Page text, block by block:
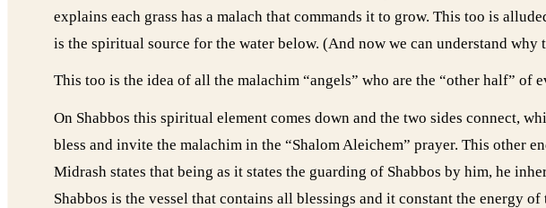
explains each grass has a malach that commands it to grow. This too is
is the spiritual source for the water below. (And now we can understand
This too is the idea of all the malachim “angels” who are the “other half”
On Shabbos this spiritual element comes down and the two sides connect,
bless and invite the malachim in the “Shalom Aleichem” prayer. This other
Midrash states that being as it states the guarding of Shabbos by him, he
Shabbos is the vessel that contains all blessings and it constant the energy